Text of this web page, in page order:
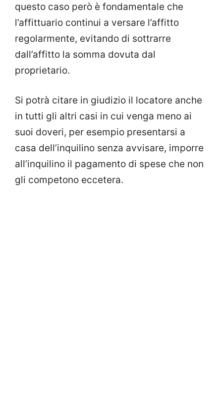
questo caso però è fondamentale che
l’affittuario continui a versare l’affitto
regolarmente, evitando di sottrarre
dall’affitto la somma dovuta dal
proprietario.
Si potrà citare in giudizio il locatore anche
in tutti gli altri casi in cui venga meno ai
suoi doveri, per esempio presentarsi a
casa dell’inquilino senza avvisare, imporre
all’inquilino il pagamento di spese che non
gli competono eccetera.